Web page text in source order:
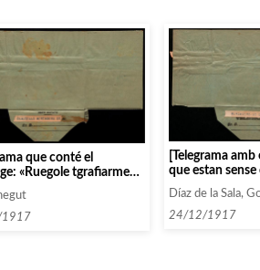
que conté el
«Ruegole tgrafiarme
para trio femina,
[Telegrama
que estan
diu que els
després de la
Díaz de la Sala,
24/12/1917